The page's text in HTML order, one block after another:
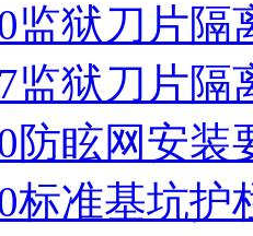
监狱刀片隔
监狱刀片隔
防眩网安装
标准基坑护